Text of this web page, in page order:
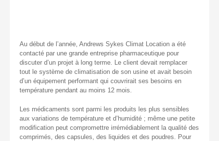
Au début de l’année, Andrews Sykes Climat Location a été
contacté par une grande entreprise pharmaceutique pour
discuter d’un projet à long terme. Le client devait remplacer
tout le système de climatisation de son usine et avait besoin
d’un équipement performant qui couvrirait ses besoins en
température pendant au moins 12 mois.
Les médicaments sont parmi les produits les plus sensibles
aux variations de température et d’humidité ; même une petite
modification peut compromettre irrémédiablement la qualité des
comprimés, des capsules, des liquides et des poudres. Pour